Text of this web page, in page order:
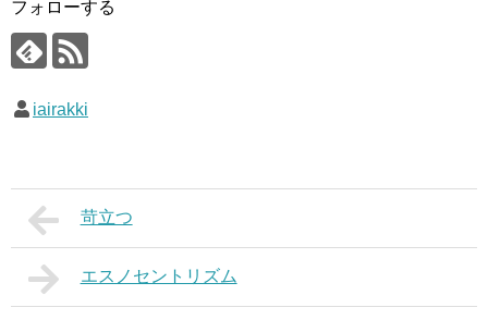
フォローする
iairakki
苛立つ
エスノセントリズム